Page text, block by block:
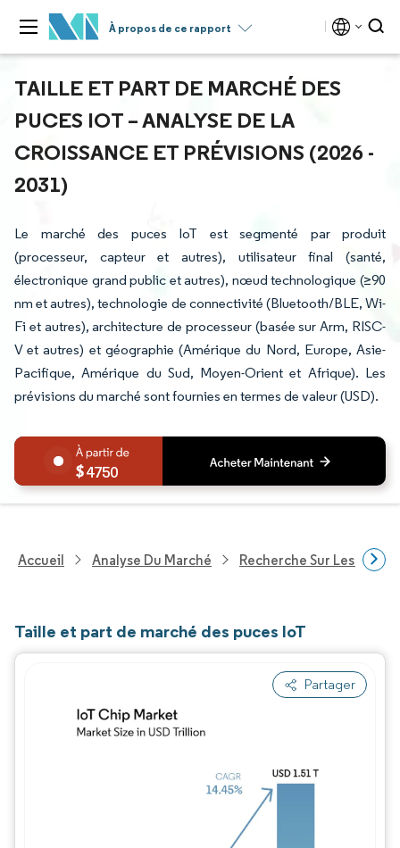
À propos de ce rapport
TAILLE ET PART DE MARCHÉ DES
PUCES IOT – ANALYSE DE LA
CROISSANCE ET PRÉVISIONS (2026 -
2031)
Le marché des puces IoT est segmenté par produit
(processeur, capteur et autres), utilisateur final (santé,
électronique grand public et autres), nœud technologique (≥90
nm et autres), technologie de connectivité (Bluetooth/BLE, Wi-
Fi et autres), architecture de processeur (basée sur Arm, RISC-
V et autres) et géographie (Amérique du Nord, Europe, Asie-
Pacifique, Amérique du Sud, Moyen-Orient et Afrique). Les
prévisions du marché sont fournies en termes de valeur (USD).
4750
Accueil Analyse Du Marché Recherche Sur Les
Taille et part de marché des puces IoT
Partager